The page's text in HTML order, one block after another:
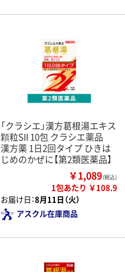
「クラシエ」漢方葛根湯エキス
顆粒SII 10包 クラシエ薬品
漢方薬 1日2回タイプ ひきは
じめのかぜに【第2類医薬品】
￥1,089（税込）
1包あたり ￥108.9
お届け日：8月11日（火）
アスクル在庫商品